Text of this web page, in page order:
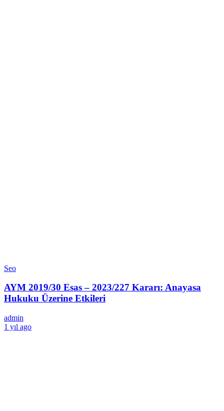
Seo
AYM 2019/30 Esas – 2023/227 Kararı: Anayasa
Hukuku Üzerine Etkileri
admin
1 yıl ago